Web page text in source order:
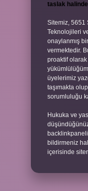
taslak
Sitemiz, 5651
Teknolojileri
onaylanmış
vermektedir.
proaktif
üyelerimiz
taşımakta
sorumluluğu
Hukuka ve
bildirmeniz
içerisinde